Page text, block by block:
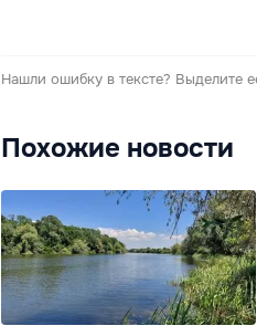
Нашли ошибку в тексте? Выделите
Похожие новости